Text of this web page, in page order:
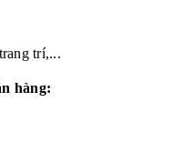
trí,...
hàng: